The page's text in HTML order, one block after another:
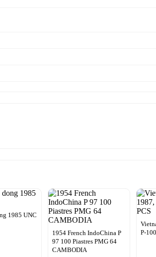
1985 UNC
1954 French IndoChina P
97 100 Piastres PMG 64
CAMBODIA
P-